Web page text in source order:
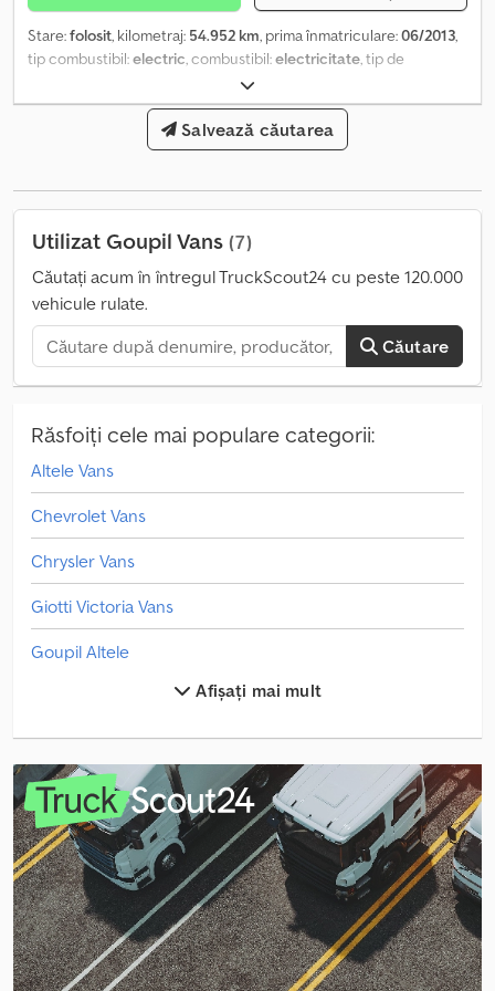
Stare:folosit, kilometraj: 54.952 km, prima înmatriculare:06/2013,
tip combustibil:electric, combustibil:electricitate, tip de
, numărul de trepte de viteză:
fabricație:2013, Dotări:filtru de particule, istoric complet de
, Număr de uși: 2 An model: 2026 Interior: negru, Skai
Dwsdpfx Asxg Ddkoprja Număr de proprietari: 1 Număr de chei: 2
ALBERGEN, NL
Salvează căutarea
Utilizat Goupil Vans (7)
Căutați acum în întregul TruckScout24 cu peste 120.000
vehicule rulate.
Căutare
Răsfoiți cele mai populare categorii:
Altele Vans
Chevrolet Vans
Chrysler Vans
Giotti Victoria Vans
Goupil Altele
Goupil Dubă Cu Cutie
Goupil Gunoaie/Eliminare
Goupil Servicii De Refrigerare/So/Fresh Service
Goupil Utilitate Publică
Humri Vans
Lemon Vans
Afișați mai mult